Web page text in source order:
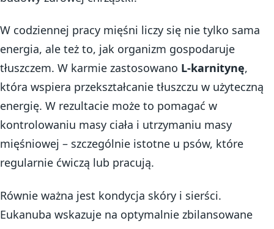
W codziennej pracy mięśni liczy się nie tylko sama
energia, ale też to, jak organizm gospodaruje
tłuszczem. W karmie zastosowano L-karnitynę,
która wspiera przekształcanie tłuszczu w użyteczną
energię. W rezultacie może to pomagać w
kontrolowaniu masy ciała i utrzymaniu masy
mięśniowej – szczególnie istotne u psów, które
regularnie ćwiczą lub pracują.
Równie ważna jest kondycja skóry i sierści.
Eukanuba wskazuje na optymalnie zbilansowane